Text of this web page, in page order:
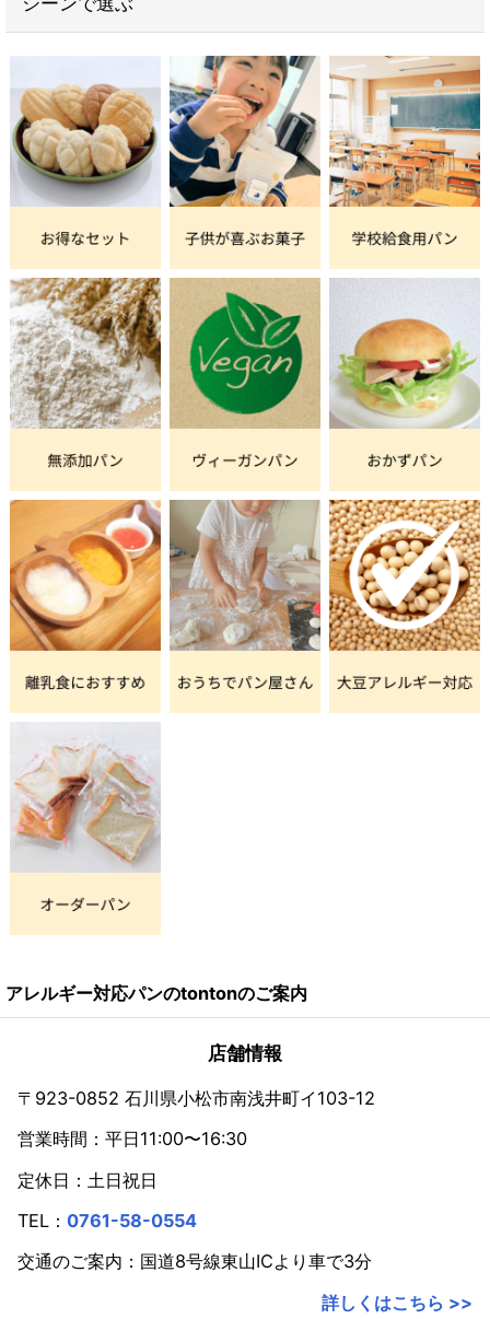
いつもの菓子パンを、お子様でも食べ切れる小さなミ
ニサイズにして作りました。
大きさは、ちょうど半分。
だから、カロリーも半分。
お子様だけでなく、大人の小腹にもうれしいサイズで
す。
【ミニ】しかないパン、というのもあります。
大きいサイズが終売になって【ミニ】だけが残ったパ
はたまた【ミニ】のためだけに開発して生まれたパ
ン。
いきさつは様々ですが、ちょっと特別感をもってご用
意しています。
アレルギー対応パンのtontonのご案内
店舗情報
〒923-0852 石川県小松市南浅井町イ103-12
営業時間：平日11:00〜16:30
定休日：土日祝日
TEL： 0761-58-0554
交通のご案内：国道8号線東山ICより車で3分
詳しくはこちら >>